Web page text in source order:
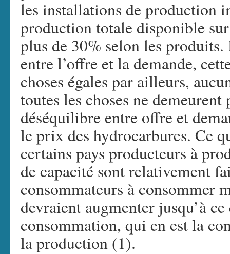
les installations de production
production totale disponible
plus de 30% selon les
entre l’offre et la demande,
choses égales par ailleurs,
toutes les choses ne
déséquilibre entre offre et
le prix des hydrocarbures. Ce
certains pays producteurs à
de capacité sont relativement
consommateurs à consommer
devraient augmenter jusqu’à
consommation, qui en est la
la production (1).